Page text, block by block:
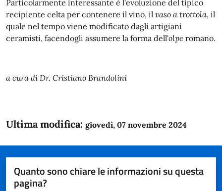
Particolarmente interessante è l'evoluzione del tipico
recipiente celta per contenere il vino, il vaso a trottola, il
quale nel tempo viene modificato dagli artigiani
ceramisti, facendogli assumere la forma dell'olpe romano.
a cura di Dr. Cristiano Brandolini
Ultima modifica: giovedì, 07 novembre 2024
Quanto sono chiare le informazioni su questa
pagina?